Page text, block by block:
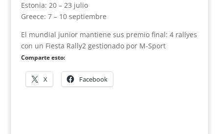
Estonia: 20 – 23 julio
Greece: 7 – 10 septiembre
El mundial junior mantiene sus premio final: 4 rallyes
con un Fiesta Rally2 gestionado por M-Sport
Comparte esto:
X Facebook